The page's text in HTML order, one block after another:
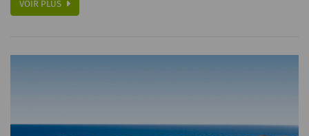
VOIR PLUS